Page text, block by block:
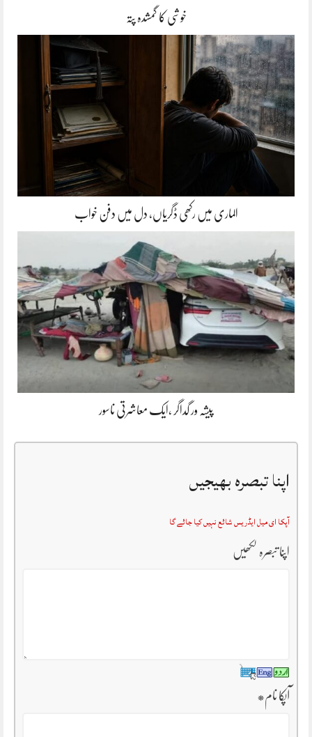
خوشی کا گمشدہ پتہ
الماری میں رکھی ڈگریاں، دل میں دفن خواب
پیشہ ور گداگر ،ایک معاشرتی ناسور
اپنا تبصرہ بھیجیں
آپکا ای میل ایڈریس شائع نہیں کیا جائے گا
اپنا تبصرہ لکھیں
آپکا نام*